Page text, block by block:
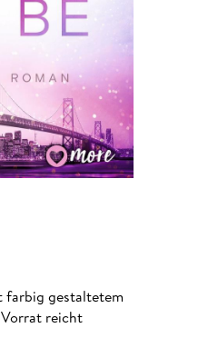
farbig gestaltetem
reicht